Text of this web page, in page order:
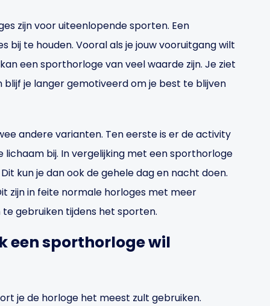
zijn voor uiteenlopende sporten. Een
te houden. Vooral als je jouw vooruitgang wilt
een sporthorloge van veel waarde zijn. Je ziet
blijf je langer gemotiveerd om je best te blijven
andere varianten. Ten eerste is er de activity
bij. In vergelijking met een sporthorloge
kun je dan ook de gehele dag en nacht doen.
zijn in feite normale horloges met meer
gebruiken tijdens het sporten.
een sporthorloge wil
je de horloge het meest zult gebruiken.